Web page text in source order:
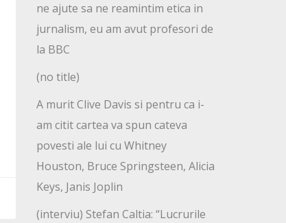
ne ajute sa ne reamintim etica in
jurnalism, eu am avut profesori de
la BBC
(no title)
A murit Clive Davis si pentru ca i-
am citit cartea va spun cateva
povesti ale lui cu Whitney
Houston, Bruce Springsteen, Alicia
Keys, Janis Joplin
(interviu) Stefan Caltia: “Lucrurile